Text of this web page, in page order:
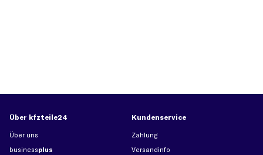
Über kfzteile24
Über uns
businessplus
Kundenservice
Zahlung
Versandinfo